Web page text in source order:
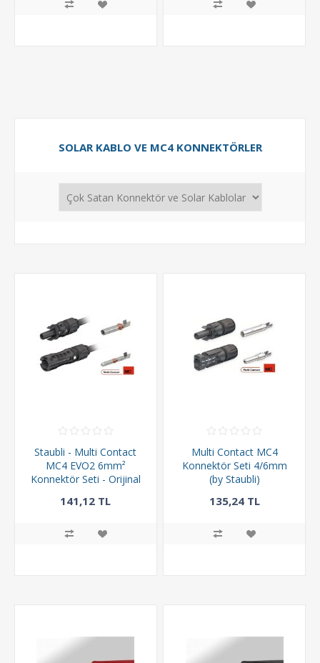
SOLAR KABLO VE MC4 KONNEKTÖRLER
Staubli - Multi Contact
MC4 EVO2 6mm²
Konnektör Seti - Orijinal
141,12 TL
Multi Contact MC4
Konnektör Seti 4/6mm
(by Staubli)
135,24 TL